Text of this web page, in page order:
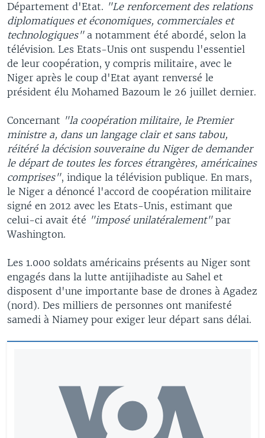
Département d'Etat. "Le renforcement des relations
diplomatiques et économiques, commerciales et
technologiques"a notamment été abordé, selon la
télévision. Les Etats-Unis ont suspendu l'essentiel
de leur coopération, y compris militaire, avec le
Niger après le coup d'Etat ayant renversé le
président élu Mohamed Bazoum le 26 juillet dernier.
Concernant "la coopération militaire, le Premier
ministre a, dans un langage clair et sans tabou,
réitéré la décision souveraine du Niger de demander
le départ de toutes les forces étrangères, américaines
comprises", indique la télévision publique. En mars,
le Niger a dénoncé l'accord de coopération militaire
signé en 2012 avec les Etats-Unis, estimant que
celui-ci avait été "imposé unilatéralement"par
Washington.
Les 1.000 soldats américains présents au Niger sont
engagés dans la lutte antijihadiste au Sahel et
disposent d'une importante base de drones à Agadez
(nord). Des milliers de personnes ont manifesté
samedi à Niamey pour exiger leur départ sans délai.